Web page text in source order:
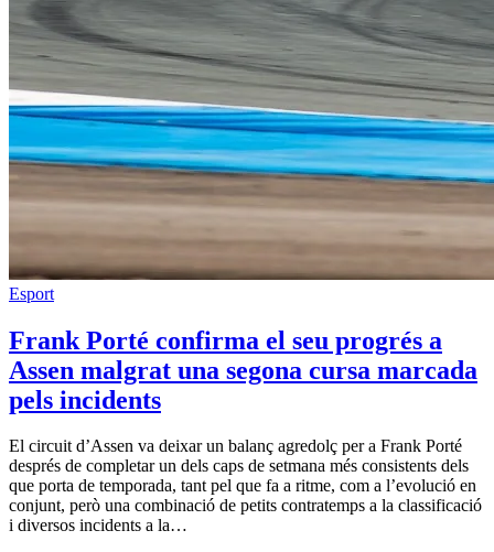
Esport
Frank Porté confirma el seu progrés a
Assen malgrat una segona cursa marcada
pels incidents
El circuit d’Assen va deixar un balanç agredolç per a Frank Porté
després de completar un dels caps de setmana més consistents dels
que porta de temporada, tant pel que fa a ritme, com a l’evolució en
conjunt, però una combinació de petits contratemps a la classificació
i diversos incidents a la…